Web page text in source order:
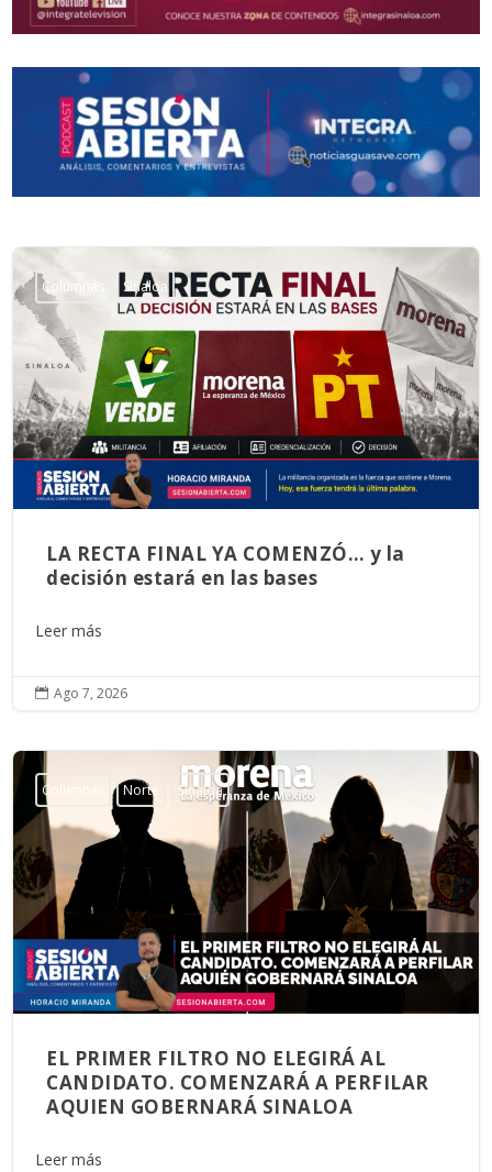
Columnas Sinaloa
LA RECTA FINAL YA COMENZÓ… y la
decisión estará en las bases
Leer más
 Ago 7, 2026
Columnas Norte Sinaloa
EL PRIMER FILTRO NO ELEGIRÁ AL
CANDIDATO. COMENZARÁ A PERFILAR
AQUIEN GOBERNARÁ SINALOA
Leer más